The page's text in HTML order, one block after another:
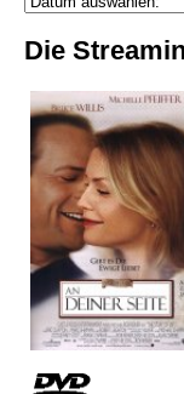
Die